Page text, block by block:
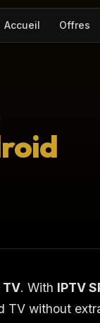
Accueil Offres
TV. With IPTV
TV without